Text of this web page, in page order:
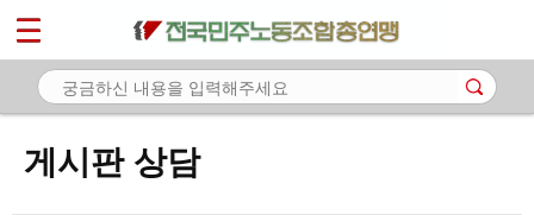
게시판 상담
마이페이지
소개
노동상담